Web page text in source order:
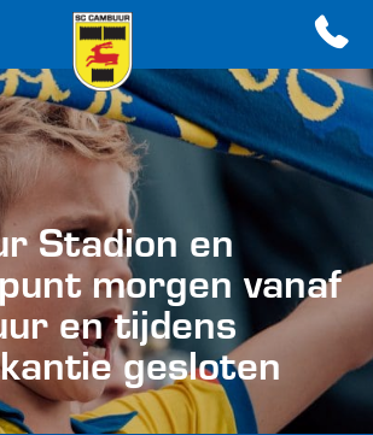
Stadion en
morgen vanaf
en tijdens
gesloten